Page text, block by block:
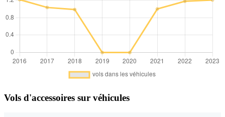
Vols d'accessoires sur véhicules